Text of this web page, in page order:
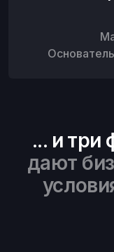
... и три
дают